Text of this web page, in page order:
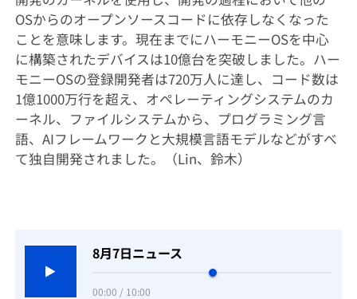
OSからのオープンソースコードに依存しなくなった
ことを意味します。現在までにハーモニーOSを中心
に構築されたデバイスは10億台を突破しました。ハー
モニーOSの登録開発者は720万人に達し、コード数は
1億1000万行を超え、オペレーティングシステムのカ
ーネル、ファイルシステムから、プログラミング言
語、AIフレームワークと大規模言語モデルなどがすべ
て独自開発されました。（Lin、鈴木）
8月7日ニュース
00:00 / 10:00